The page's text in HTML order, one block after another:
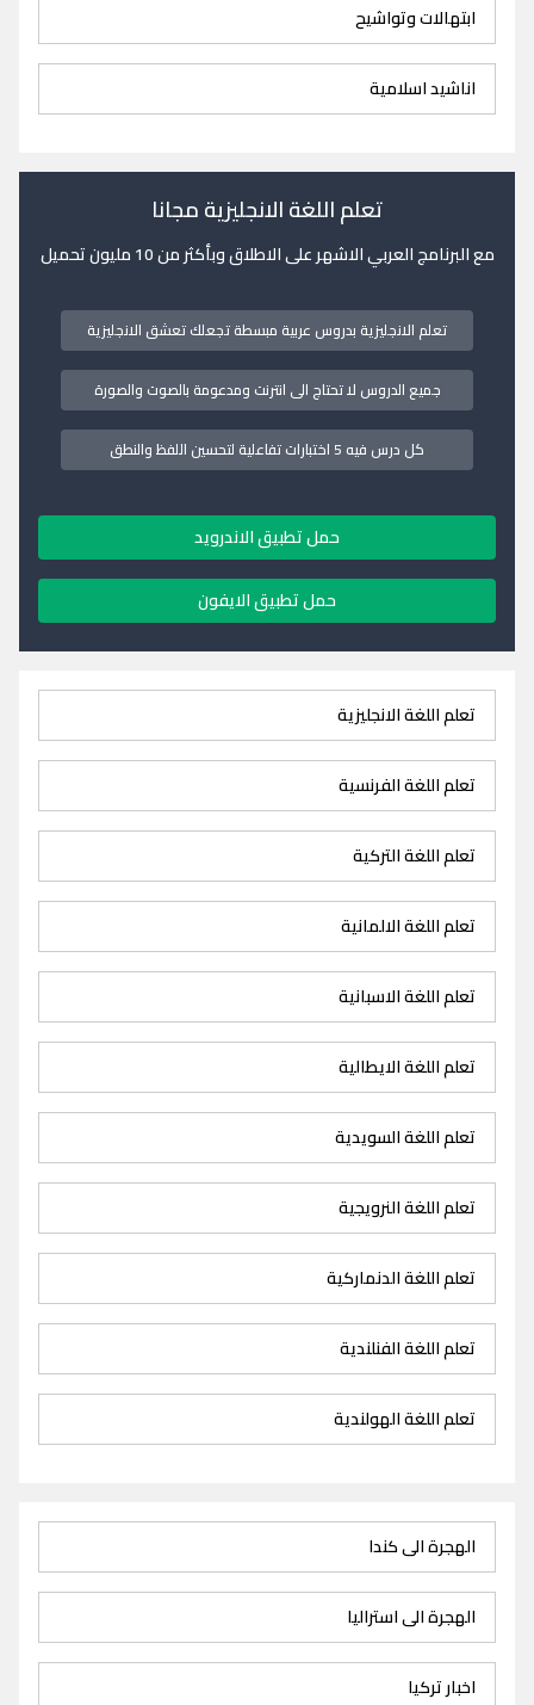
ابتهالات وتواشيح
اناشيد اسلامية
تعلم اللغة الانجليزية مجانا
مع البرنامج العربي الاشهر على الاطلاق وبأكثر من 10 مليون تحميل
تعلم الانجليزية بدروس عربية مبسطة تجعلك تعشق الانجليزية
جميع الدروس لا تحتاج الى انترنت ومدعومة بالصوت والصورة
كل درس فيه 5 اختبارات تفاعلية لتحسين اللفظ والنطق
حمل تطبيق الاندرويد
حمل تطبيق الايفون
تعلم اللغة الانجليزية
تعلم اللغة الفرنسية
تعلم اللغة التركية
تعلم اللغة الالمانية
تعلم اللغة الاسبانية
تعلم اللغة الايطالية
تعلم اللغة السويدية
تعلم اللغة النرويجية
تعلم اللغة الدنماركية
تعلم اللغة الفنلندية
تعلم اللغة الهولندية
الهجرة الى كندا
الهجرة الى استراليا
اخبار تركيا